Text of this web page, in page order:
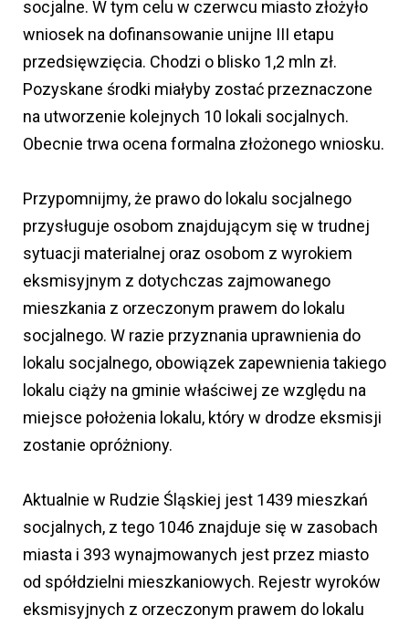
socjalne. W tym celu w czerwcu miasto złożyło
wniosek na dofinansowanie unijne III etapu
przedsięwzięcia. Chodzi o blisko 1,2 mln zł.
Pozyskane środki miałyby zostać przeznaczone
na utworzenie kolejnych 10 lokali socjalnych.
Obecnie trwa ocena formalna złożonego wniosku.
Przypomnijmy, że prawo do lokalu socjalnego
przysługuje osobom znajdującym się w trudnej
sytuacji materialnej oraz osobom z wyrokiem
eksmisyjnym z dotychczas zajmowanego
mieszkania z orzeczonym prawem do lokalu
socjalnego. W razie przyznania uprawnienia do
lokalu socjalnego, obowiązek zapewnienia takiego
lokalu ciąży na gminie właściwej ze względu na
miejsce położenia lokalu, który w drodze eksmisji
zostanie opróżniony.
Aktualnie w Rudzie Śląskiej jest 1439 mieszkań
socjalnych, z tego 1046 znajduje się w zasobach
miasta i 393 wynajmowanych jest przez miasto
od spółdzielni mieszkaniowych. Rejestr wyroków
eksmisyjnych z orzeczonym prawem do lokalu